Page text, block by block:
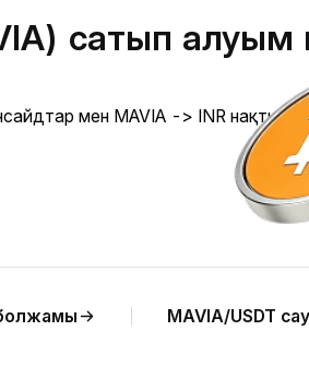
сатып алуым
мен MAVIA -> INR нақты
MAVIA/USDT